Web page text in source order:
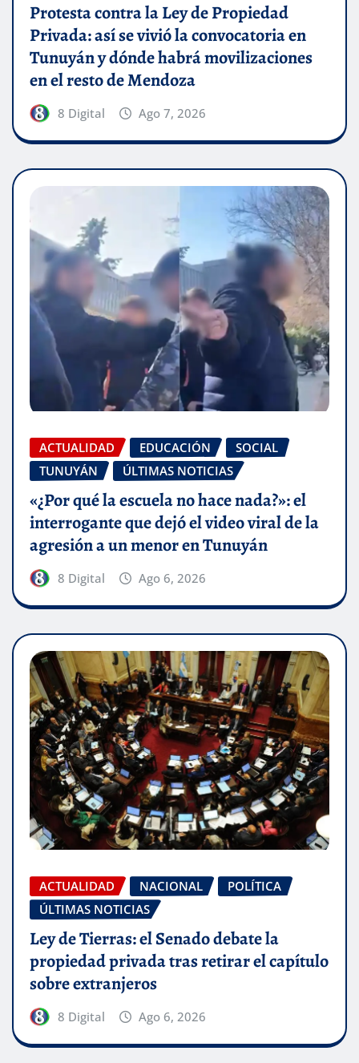
Protesta contra la Ley de Propiedad
Privada: así se vivió la convocatoria en
Tunuyán y dónde habrá movilizaciones
en el resto de Mendoza
8 Digital Ago 7, 2026
ACTUALIDAD EDUCACIÓN
SOCIAL
TUNUYÁN
ÚLTIMAS NOTICIAS
«¿Por qué la escuela no hace nada?»: el
interrogante que dejó el video viral de la
agresión a un menor en Tunuyán
8 Digital Ago 6, 2026
ACTUALIDAD NACIONAL
POLÍTICA
ÚLTIMAS NOTICIAS
Ley de Tierras: el Senado debate la
propiedad privada tras retirar el capítulo
sobre extranjeros
8 Digital Ago 6, 2026